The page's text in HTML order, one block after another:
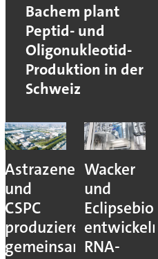
Bachem plant
Peptid- und
Oligonukleotid-
Produktion in der
Schweiz
Astrazeneca
und
CSPC
produzieren
gemeinsam
Wacker
und
Eclipsebio
entwickeln
RNA-